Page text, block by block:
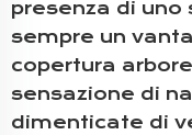
presenza di uno
sempre un
copertura
sensazione di
dimenticate di